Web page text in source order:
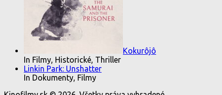
Kokurôjô
In Filmy, Historické, Thriller
Linkin Park: Unshatter
In Dokumenty, Filmy